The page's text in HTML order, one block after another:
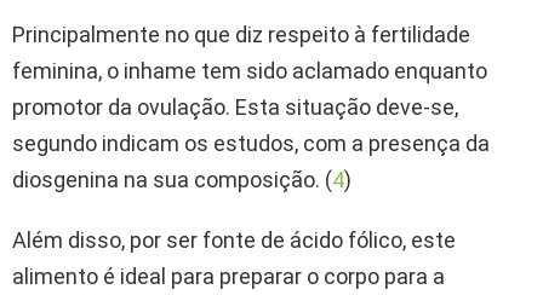
Principalmente no que diz respeito à fertilidade
feminina, o inhame tem sido aclamado enquanto
promotor da ovulação. Esta situação deve-se,
segundo indicam os estudos, com a presença da
diosgenina na sua composição. (4)
Além disso, por ser fonte de ácido fólico, este
alimento é ideal para preparar o corpo para a